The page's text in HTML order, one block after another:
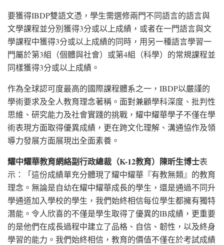
要獲得IBDP雙語文憑，學生需選修兩門不同語言的語言與
文學課程並分別獲得3分或以上成績，或者在一門語言與文
學課程中獲得3分或以上成績的同時，用另一種語言學習一
門屬於第3組（個體與社會）或第4組（科學）的常規課程並
同樣獲得3分或以上成績。
作為全球認可度最高的國際課程體系之一，IBDP以嚴謹的
學術要求及全人教育理念著稱。面對兼顧學科深度、批判性
思維、研究能力及社會實踐的挑戰，耀中耀華學子不僅在學
術表現方面取得優異成績，更在跨文化理解、溝通協作及領
導力發展方面展現出全面素養。
耀中耀華教育網絡副行政總裁（K-12教育）陳昕生博士表
示：「這份成績單充分體現了耀中耀華『有教無類』的教育
理念。無論是自幼在耀中耀華成長的學生，還是通過不同升
學通道加入學校的學生，我們始終相信每位學生都擁有獨特
潛能。令人欣喜的不僅是學生取得了優異的IB成績，更重要
的是他們在成長過程中建立了品格、自信、韌性，以及終身
學習的能力。我們始終相信，教育的價值不僅在於考試成績